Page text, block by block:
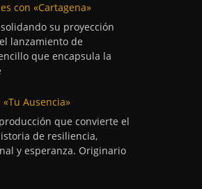
con «Cartagena»
su proyección
lanzamiento de
que encapsula la
Ausencia»
que convierte el
de resiliencia,
y esperanza. Originario